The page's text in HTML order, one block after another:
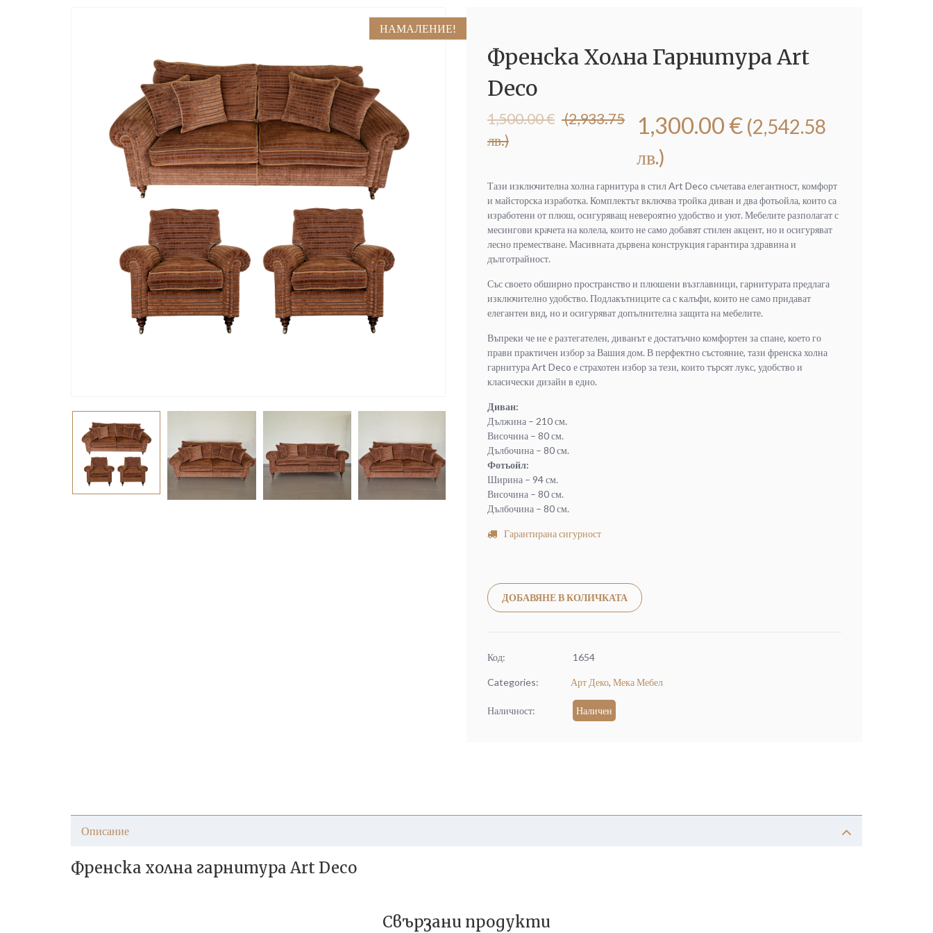
НАМАЛЕНИЕ!
Френска Холна Гарнитура Art
Deco
1,500.00€ (2,933.75
лв.)
Original
price
was:
лв.).
1,300.00 € (2,542.58
лв.)
Текущата
цена
е:
лв.).
Тази изключителна холна гарнитура в стил Art Deco съчетава елегантност, комфорт
и майсторска изработка. Комплектът включва тройка диван и два фотьойла, които са
изработени от плюш, осигуряващ невероятно удобство и уют. Мебелите разполагат с
месингови крачета на колела, които не само добавят стилен акцент, но и осигуряват
лесно преместване. Масивната дървена конструкция гарантира здравина и
дълготрайност.
Със своето обширно пространство и плюшени възглавници, гарнитурата предлага
изключително удобство. Подлакътниците са с калъфи, които не само придават
елегантен вид, но и осигуряват допълнителна защита на мебелите.
Въпреки че не е разтегателен, диванът е достатъчно комфортен за спане, което го
прави практичен избор за Вашия дом. В перфектно състояние, тази френска холна
гарнитура Art Deco е страхотен избор за тези, които търсят лукс, удобство и
класически дизайн в едно.
Диван:
Дължина – 210 см.
Височина – 80 см.
Дълбочина – 80 см.
Фотьойл:
Ширина – 94 см.
Височина – 80 см.
Дълбочина – 80 см.
Гарантирана сигурност
ДОБАВЯНЕ В КОЛИЧКАТА
Код: 1654
Categories: Арт Деко, Мека Мебел
Наличност: Наличен
Описание
Френска холна гарнитура Art Deco
Свързани продукти